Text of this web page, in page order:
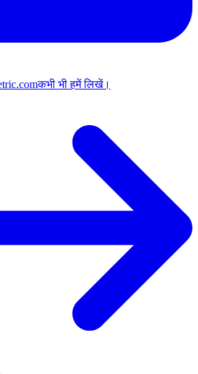
कभी भी हमें लिखें।